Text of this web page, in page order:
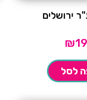
ירושלים
₪
לסל